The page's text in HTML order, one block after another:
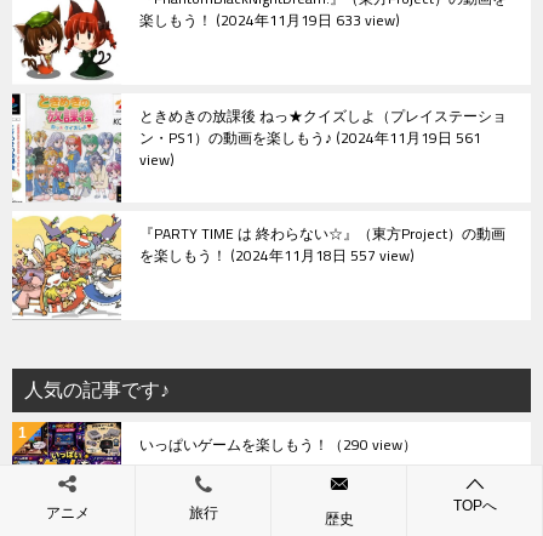
楽しもう！ 2024年11月19日 633 view
ときめきの放課後 ねっ★クイズしよ（プレイステーショ
ン・PS1）の動画を楽しもう♪ 2024年11月19日 561
view
『PARTY TIME は 終わらない☆』（東方Project）の動画
を楽しもう！ 2024年11月18日 557 view
人気の記事です♪
いっぱいゲームを楽しもう！ （290 view）
アニメ 旅行 歴史
TOPへ